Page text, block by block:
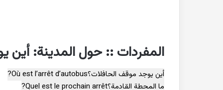
المفردات :: حول المدينة: أين
أين يوجد موقف الحافلات؟Où est l’arrêt d’autobus?
ما المحطة القادمة؟Quel est le prochain arrêt?